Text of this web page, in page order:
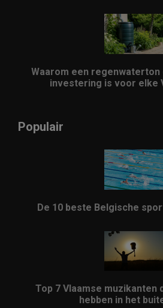
Waarom een regenwaterton
investering is voor elke
Populair
De 10 beste Belgische
Top 7 Vlaamse muzikanten
hebben in het